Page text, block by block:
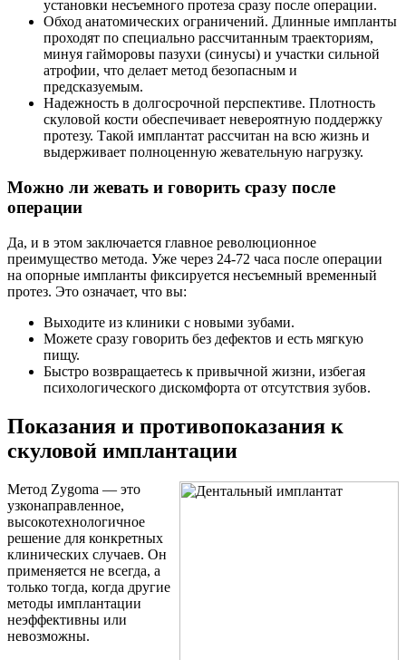
установки несъемного протеза сразу после операции.
Обход анатомических ограничений. Длинные импланты
проходят по специально рассчитанным траекториям,
минуя гайморовы пазухи (синусы) и участки сильной
атрофии, что делает метод безопасным и
предсказуемым.
Надежность в долгосрочной перспективе. Плотность
скуловой кости обеспечивает невероятную поддержку
протезу. Такой имплантат рассчитан на всю жизнь и
выдерживает полноценную жевательную нагрузку.
Можно ли жевать и говорить сразу после
операции
Да, и в этом заключается главное революционное
преимущество метода. Уже через 24-72 часа после операции
на опорные импланты фиксируется несъемный временный
протез. Это означает, что вы:
Выходите из клиники с новыми зубами.
Можете сразу говорить без дефектов и есть мягкую
пищу.
Быстро возвращаетесь к привычной жизни, избегая
психологического дискомфорта от отсутствия зубов.
Показания и противопоказания к
скуловой имплантации
Метод Zygoma — это
узконаправленное,
высокотехнологичное
решение для конкретных
клинических случаев. Он
применяется не всегда, а
только тогда, когда другие
методы имплантации
неэффективны или
невозможны.